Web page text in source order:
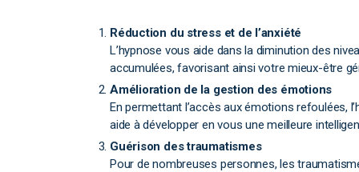
Réduction du stress et de l’anxiété
L’hypnose vous aide dans la diminution des
accumulées, favorisant ainsi votre mieux-être
Amélioration de la gestion des émotions
En permettant l’accès aux émotions
aide à développer en vous une meilleure
Guérison des traumatismes
Pour de nombreuses personnes, les